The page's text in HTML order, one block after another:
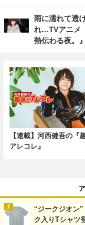
雨に濡れて透
れ…TVアニメ
熱伝わる夜。
【連載】河西健吾の『
アレコレ』
“ジークジオン
ク入りTシャツ